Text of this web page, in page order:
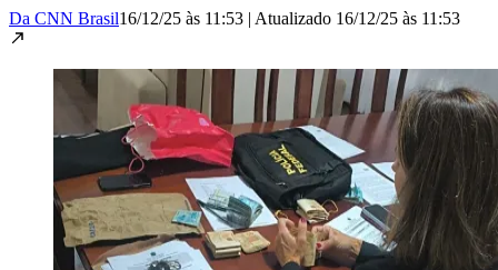
Da CNN Brasil16/12/25 às 11:53 | Atualizado 16/12/25 às 11:53